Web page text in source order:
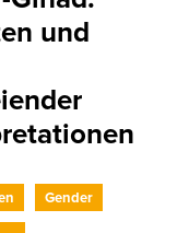
und
Gender